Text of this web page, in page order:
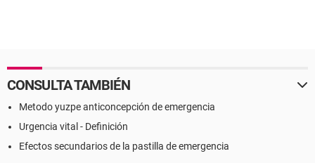
CONSULTA TAMBIÉN
Metodo yuzpe anticoncepción de emergencia
Urgencia vital - Definición
Efectos secundarios de la pastilla de emergencia